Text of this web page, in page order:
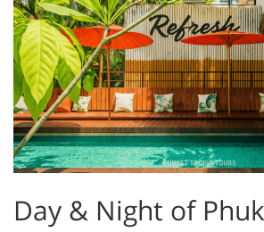
Day & Night of